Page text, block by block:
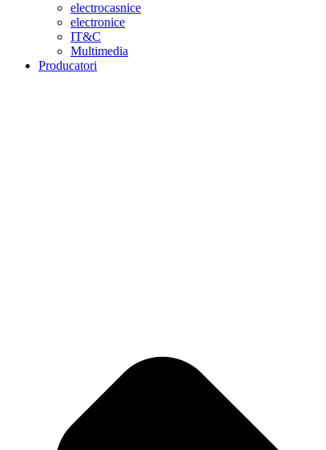
electrocasnice
electronice
IT&C
Multimedia
Producatori